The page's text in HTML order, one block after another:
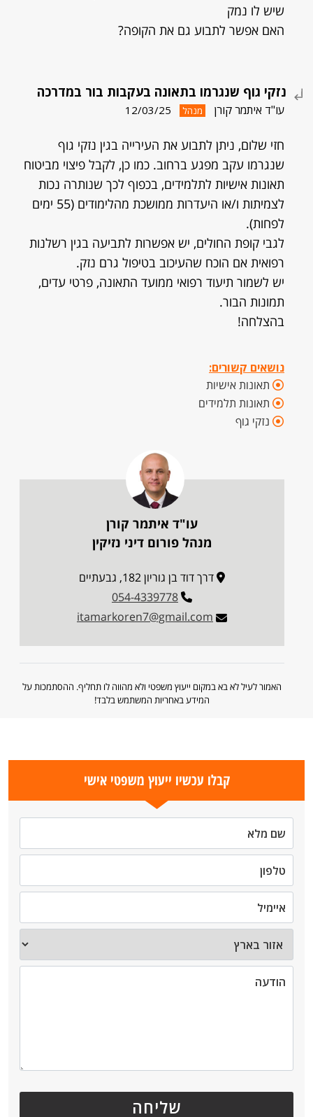
שיש לו נמק
האם אפשר לתבוע גם את הקופה?
נזקי גוף שנגרמו בתאונה בעקבות בור במדרכה
עו"ד איתמר קורן מנהל 12/03/25
חזי שלום, ניתן לתבוע את העירייה בגין נזקי גוף
שנגרמו עקב מפגע ברחוב. כמו כן, לקבל פיצוי מביטוח
תאונות אישיות לתלמידים, בכפוף לכך שנותרה נכות
לצמיתות ו/או היעדרות ממושכת מהלימודים (55 ימים
לפחות).
לגבי קופת החולים, יש אפשרות לתביעה בגין רשלנות
רפואית אם הוכח שהעיכוב בטיפול גרם נזק.
יש לשמור תיעוד רפואי ממועד התאונה, פרטי עדים,
תמונות הבור.
בהצלחה!
נושאים קשורים:
תאונות אישיות
תאונות תלמידים
נזקי גוף
עו"ד איתמר קורן
מנהל פורום דיני נזיקין
דרך דוד בן גוריון 182, גבעתיים
054-4339778
itamarkoren7@gmail.com
האמור לעיל לא בא במקום ייעוץ משפטי ולא מהווה לו תחליף. ההסתמכות על
המידע באחריות המשתמש בלבד!
קבלו עכשיו ייעוץ משפטי אישי